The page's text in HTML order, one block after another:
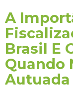
A
Brasil E
Quando
Autuada